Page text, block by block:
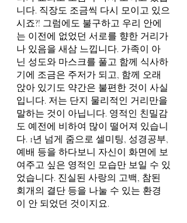
니다. 직장도 조금씩 다시 모이고 있으
시죠?! 그럼에도 불구하고 우리 안에
는 이전에 없었던 서로를 향한 거리가
나 있음을 새삼 느낍니다. 가족이 아
닌 성도와 마스크를 풀고 함께 식사하
기에 조금은 주저가 되고, 함께 오래
앉아 있기도 약간은 불편한 것이 사실
입니다. 저는 단지 물리적인 거리만을
말하는 것이 아닙니다. 영적인 친밀감
도 예전에 비하여 많이 떨어져 있습니
다. 1년 넘게 줌으로 셀미팅, 성경공부,
예배 등을 하다보니 자신이 화면에 보
여주고 싶은 영적인 모습만 보일 수 있
었습니다. 진실된 사랑의 고백, 참된
회개의 결단 등을 나눌 수 있는 환경
이 안 되었던 것이지요.